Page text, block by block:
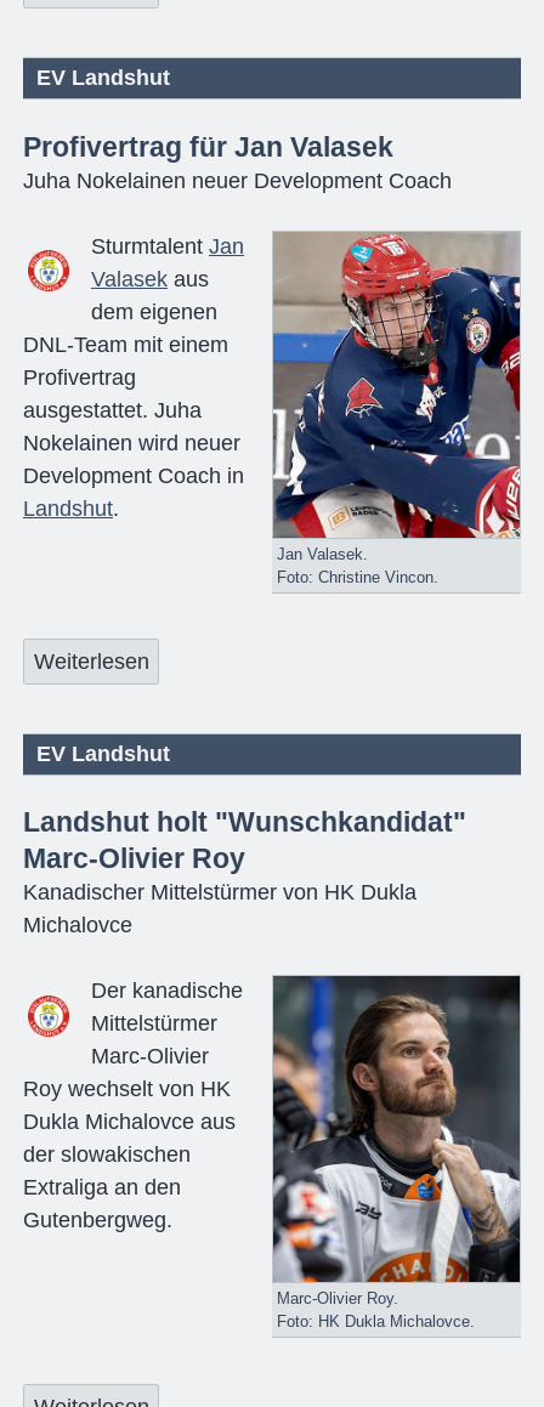
EV Landshut
Profivertrag für Jan Valasek
Juha Nokelainen neuer Development Coach
Jan Valasek.
Foto: Christine Vincon.
Sturmtalent Jan
Valasekaus
dem eigenen
DNL-Team mit einem
Profivertrag
ausgestattet. Juha
Nokelainen wird neuer
Development Coach in
Landshut.
Weiterlesen
EV Landshut
Landshut holt "Wunschkandidat"
Marc-Olivier Roy
Kanadischer Mittelstürmer von HK Dukla
Michalovce
Marc-Olivier Roy.
Foto: HK Dukla Michalovce.
Der kanadische
Mittelstürmer
Marc-Olivier
Roy wechselt von HK
Dukla Michalovce aus
der slowakischen
Extraliga an den
Gutenbergweg.